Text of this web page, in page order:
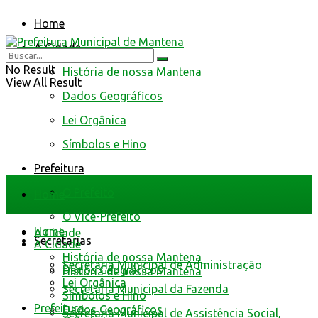
Home
A Cidade
História de nossa Mantena
Dados Geográficos
Lei Orgânica
Símbolos e Hino
Prefeitura
O Vice-Prefeito
Secretarias
Secretaria Municipal de Administração
Secretaria Municipal da Fazenda
Secretaria Municipal de Assistência Social,
No Result
View All Result
Home
A Cidade
História de nossa Mantena
Dados Geográficos
Home
A Cidade
História de nossa Mantena
Dados Geográficos
Lei Orgânica
Símbolos e Hino
Prefeitura